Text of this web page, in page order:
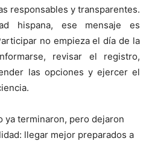
responsables y transparentes.
hispana, ese mensaje es
no empieza el día de la
revisar el registro,
las opciones y ejercer el
ya terminaron, pero dejaron
llegar mejor preparados a